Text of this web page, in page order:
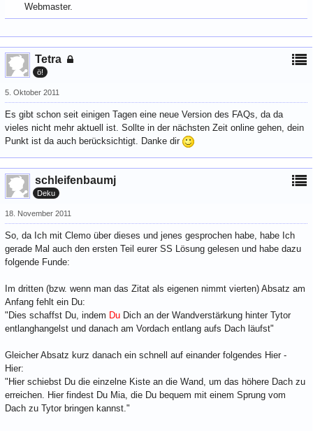
Webmaster.
Tetra
ö!
5. Oktober 2011
Es gibt schon seit einigen Tagen eine neue Version des FAQs, da da
vieles nicht mehr aktuell ist. Sollte in der nächsten Zeit online gehen, dein
Punkt ist da auch berücksichtigt. Danke dir
schleifenbaumj
Deku
18. November 2011
So, da Ich mit Clemo über dieses und jenes gesprochen habe, habe Ich
gerade Mal auch den ersten Teil eurer SS Lösung gelesen und habe dazu
folgende Funde:
Im dritten (bzw. wenn man das Zitat als eigenen nimmt vierten) Absatz am
Anfang fehlt ein Du:
"Dies schaffst Du, indem Du Dich an der Wandverstärkung hinter Tytor
entlanghangelst und danach am Vordach entlang aufs Dach läufst"
Gleicher Absatz kurz danach ein schnell auf einander folgendes Hier -
Hier:
"Hier schiebst Du die einzelne Kiste an die Wand, um das höhere Dach zu
erreichen. Hier findest Du Mia, die Du bequem mit einem Sprung vom
Dach zu Tytor bringen kannst."